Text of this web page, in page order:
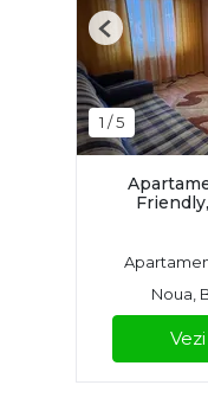
1 /5
Previous
Noua,